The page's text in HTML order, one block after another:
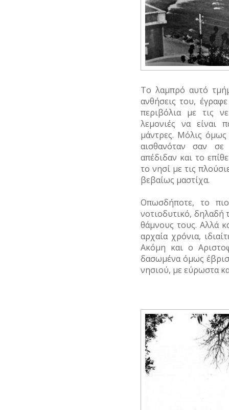
Το λαμπρό αυτό
ανθήσεις του,
περιβόλια με τις
λεμονιές να είναι
μάντρες. Μόλις όμως
αισθανόταν σαν σε
απέδιδαν και το
το νησί με τις
βεβαίως μαστίχα.
Οπωσδήποτε, το
νοτιοδυτικό,
θάμνους τους. Αλλά
αρχαία χρόνια,
Ακόμη και ο
δασωμένα όμως
νησιού, με εύρωστα